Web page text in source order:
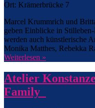
Ort: Krämerbrücke 7
Marcel Krummrich und
geben Einblicke in
werden auch künstlerische
Monika Matthes, Rebekka
Weiterlesen »
Atelier
Family